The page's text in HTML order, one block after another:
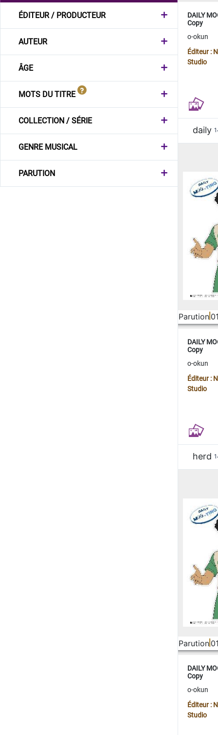
ÉDITEUR / PRODUCTEUR
AUTEUR
ÂGE
MOTS DU TITRE
COLLECTION / SÉRIE
GENRE MUSICAL
PARUTION
DAILY
Copy
o-okun
Éditeur :
Studio
daily
Parution
DAILY
Copy
o-okun
Éditeur :
Studio
herd
Parution
DAILY
Copy
o-okun
Éditeur :
Studio